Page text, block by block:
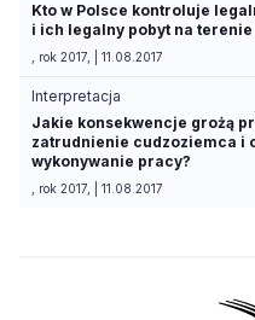
Kto w Polsce kontroluje
i ich legalny pobyt na
, rok 2017, | 11.08.2017
Interpretacja
Jakie konsekwencje grożą
zatrudnienie cudzoziemca i
wykonywanie pracy?
, rok 2017, | 11.08.2017